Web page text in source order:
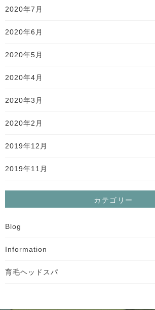
2020年7月
2020年6月
2020年5月
2020年4月
2020年3月
2020年2月
2019年12月
2019年11月
カテゴリー
Blog
Information
育毛ヘッドスパ